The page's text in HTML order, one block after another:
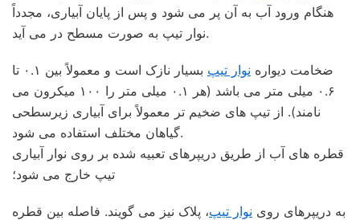
هنگام ورود آب به آن پر می شود و پس از پایان آبیاری، مجدداً
نوار تیپ به صورت مسطح در می آید.
ضخامت دیواره نوار تیپ
بسیار نازک است و معمولاً بین ۰.۱ تا
۰.۶ میلی متر می باشد (هر ۰.۱ میلی متر را ۱۰۰ میکرون می
نامند). از تیپ های ضخیم تر معمولاً برای آبیاری زیرسطحی
گیاهان مختلف استفاده می شود.
قطره های آب از طریق دریپرهای تعبیه شده بر روی نوار آبیاری
تیپ خارج می شود؛
به دریپرهای روی نوار تیپ، پلاک نیز می گویند. فاصله بین قطره